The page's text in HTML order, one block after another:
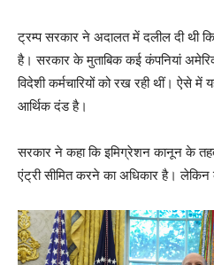
ट्रम्प सरकार ने अदालत में दलील दी थी
है। सरकार के मुताबिक कई कंपनियां
विदेशी कर्मचारियों को रख रही थीं। ऐसे
आर्थिक दंड है।
सरकार ने कहा कि इमिग्रेशन कानून के तहत
एंट्री सीमित करने का अधिकार है।